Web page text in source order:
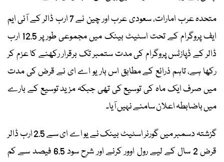
متحدہ عرب امارات، سعودی عرب اور چین نے 7 ارب ڈالر کے آئی ایم
ایف پروگرام کے تحت اسٹیٹ بینک میں مجموعی طور پر 12.5 ارب
ڈالر کے ڈپازٹس پروگرام کی مدت ستمبر تک برقرار رکھنے کا عزم کر
رکھا ہے، تاہم ذرائع کے مطابق اس بار یو اے ای نے قرض کی مدت
میں صرف ایک ماہ کی توسیع کی تھی جبکہ مزید توسیع کے بارے
میں باضابطہ اعلان سامنے نہیں آیا۔
گزشتہ دسمبر میں گورنر اسٹیٹ بینک نے یو اے ای سے 2.5 ارب ڈالر
قرض 2 سال کے لیے رول اوور کرنے اور شرح سود 6.5 فیصد سے کم